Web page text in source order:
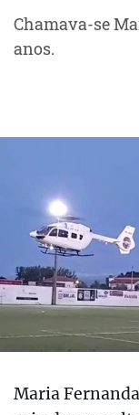
Chamava-se
anos.
Maria